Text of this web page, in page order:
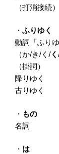
（打消接続）
・ ふりゆく
動詞「ふり
（か/き/く/ く
（掛詞）
降りゆく
古りゆく
・ もの
名詞
・ は